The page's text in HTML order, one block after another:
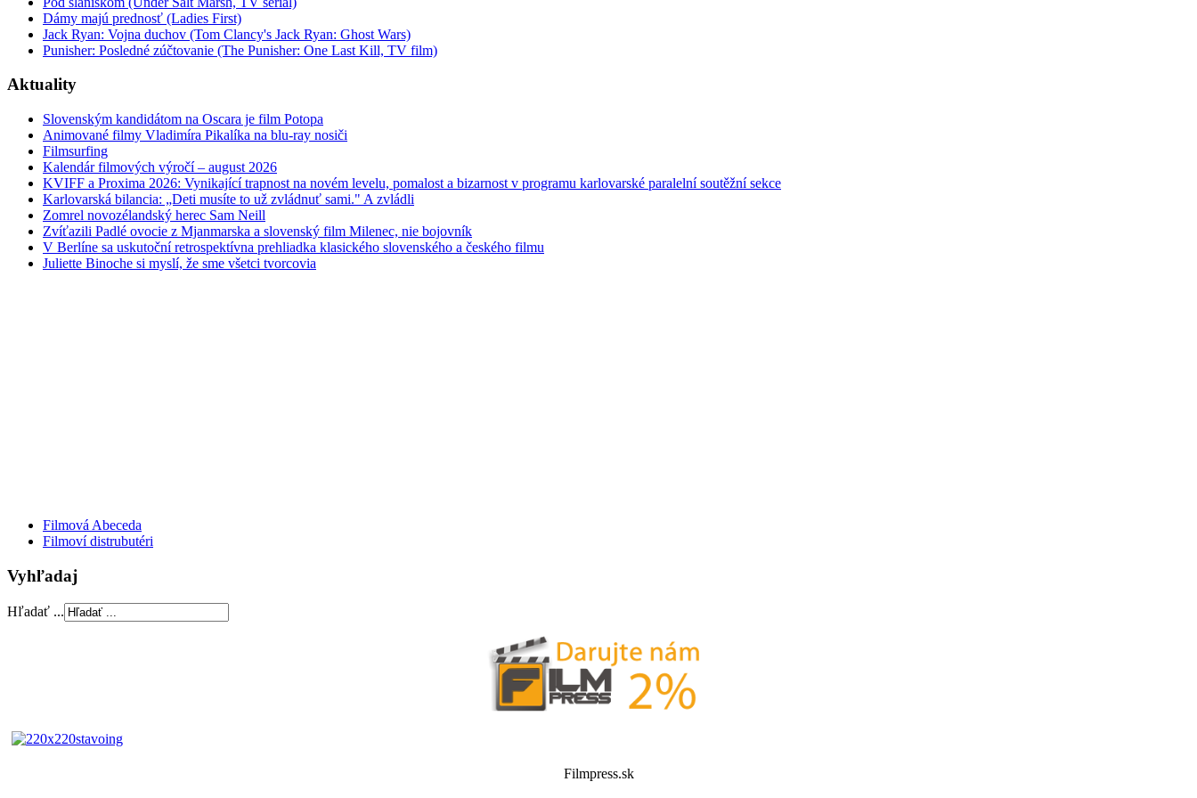
Dámy majú prednosť (Ladies First)
Jack Ryan: Vojna duchov (Tom Clancy's Jack Ryan: Ghost Wars)
Punisher: Posledné zúčtovanie (The Punisher: One Last Kill, TV film)
Aktuality
Slovenským kandidátom na Oscara je film Potopa
Animované filmy Vladimíra Pikalíka na blu-ray nosiči
Filmsurfing
Kalendár filmových výročí – august 2026
KVIFF a Proxima 2026: Vynikající trapnost na novém levelu, pomalost a bizarnost v programu karlovarské paralelní soutěžní sekce
Karlovarská bilancia: „Deti musíte to už zvládnuť sami." A zvládli
Zomrel novozélandský herec Sam Neill
Zvíťazili Padlé ovocie z Mjanmarska a slovenský film Milenec, nie bojovník
V Berlíne sa uskutoční retrospektívna prehliadka klasického slovenského a českého filmu
Juliette Binoche si myslí, že sme všetci tvorcovia
Filmová Abeceda
Filmoví distrubutéri
Vyhľadaj
Hľadať ...
Filmpress.sk